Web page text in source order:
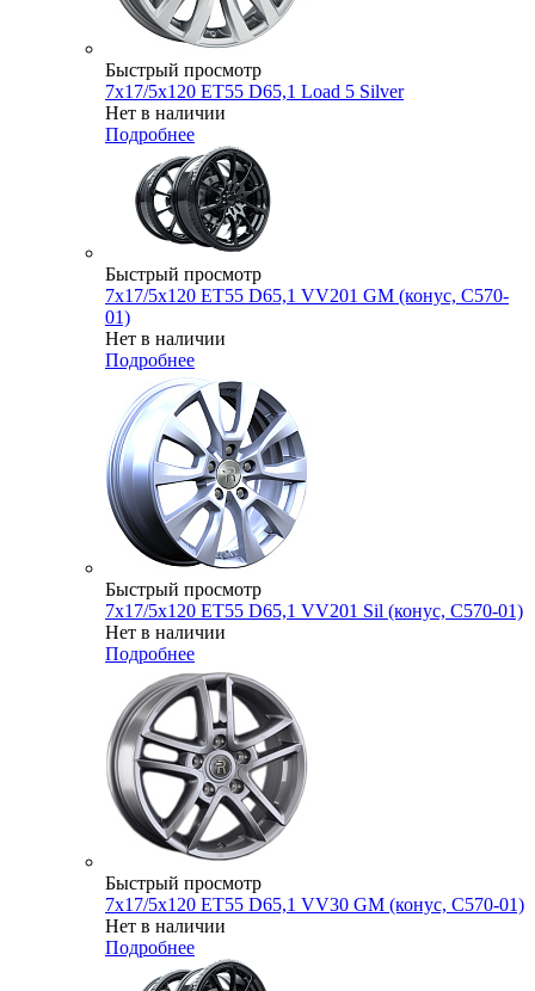
Быстрый просмотр
7x17/5x120 ET55 D65,1 Load 5 Silver
Нет в наличии
Подробнее
Быстрый просмотр
7x17/5x120 ET55 D65,1 VV201 GM (конус, C570-
01)
Нет в наличии
Подробнее
Быстрый просмотр
7x17/5x120 ET55 D65,1 VV201 Sil (конус, C570-01)
Нет в наличии
Подробнее
Быстрый просмотр
7x17/5x120 ET55 D65,1 VV30 GM (конус, C570-01)
Нет в наличии
Подробнее